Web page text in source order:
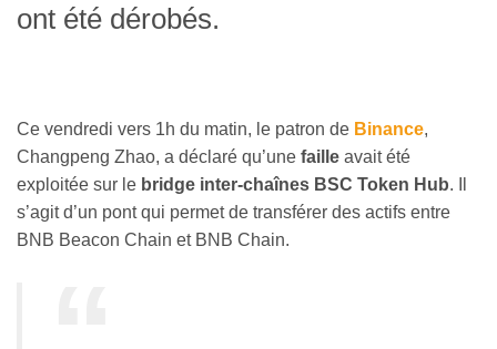
ont été dérobés.
Ce vendredi vers 1h du matin, le patron de Binance,
Changpeng Zhao, a déclaré qu’une faille avait été
exploitée sur le bridge inter-chaînes BSC Token Hub. Il
s’agit d’un pont qui permet de transférer des actifs entre
BNB Beacon Chain et BNB Chain.